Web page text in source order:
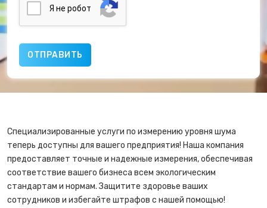
Я нe poбoт
Специализированные услуги по измерению уровня шума
теперь доступны для вашего предприятия! Наша компания
предоставляет точные и надежные измерения, обеспечивая
соответствие вашего бизнеса всем экологическим
стандартам и нормам. Защитите здоровье ваших
сотрудников и избегайте штрафов с нашей помощью!